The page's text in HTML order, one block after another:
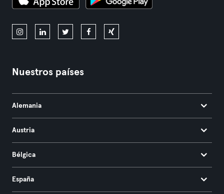
Nuestros países
Alemania
Austria
Bélgica
España